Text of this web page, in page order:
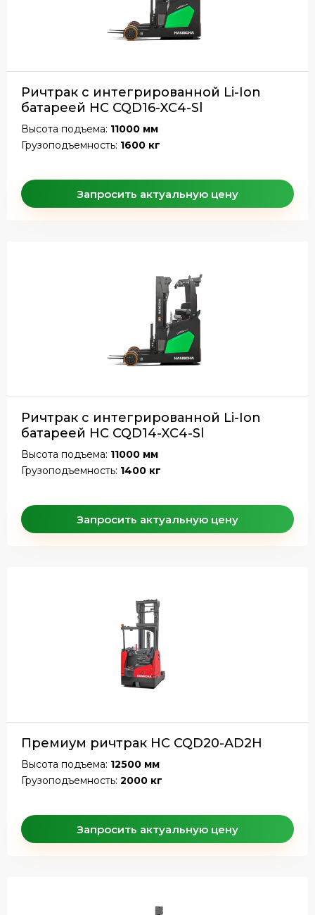
Ричтрак с интегрированной Li-Ion
батареей HC CQD16-XC4-Sl
Высота подъема: 11000 мм
Грузоподъемность: 1600 кг
Запросить актуальную цену
Ричтрак с интегрированной Li-Ion
батареей HC CQD14-XC4-Sl
Высота подъема: 11000 мм
Грузоподъемность: 1400 кг
Запросить актуальную цену
Премиум ричтрак HC CQD20-AD2H
Высота подъема: 12500 мм
Грузоподъемность: 2000 кг
Запросить актуальную цену